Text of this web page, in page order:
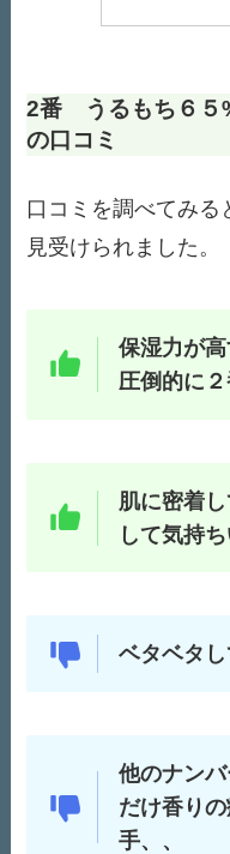
2番 うるもち６５
の口コミ
口コミを調べてみる
見受けられました。
保湿力が
圧倒的に２
肌に密着
して気持
ベタベタし
他のナン
だけ香り
手、、